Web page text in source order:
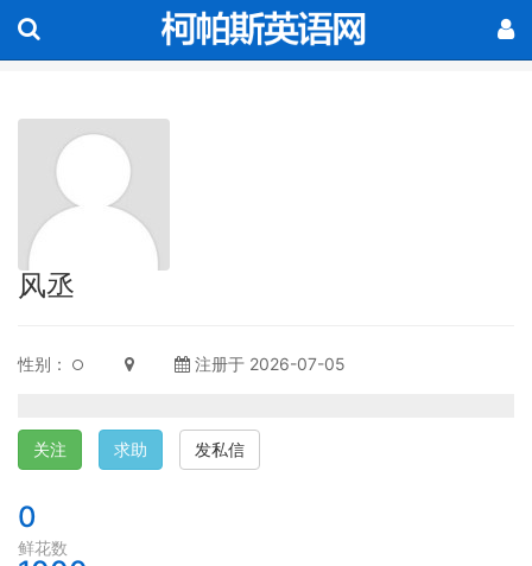
风丞
性别： 注册于 2026-07-05
关注 求助 发私信
0
鲜花数